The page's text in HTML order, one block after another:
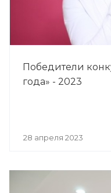
Победители
года» - 2023
28 апреля 2023